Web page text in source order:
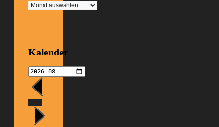
Archiv
Kalender